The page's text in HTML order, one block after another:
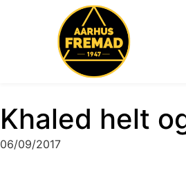
Khaled helt
06/09/2017